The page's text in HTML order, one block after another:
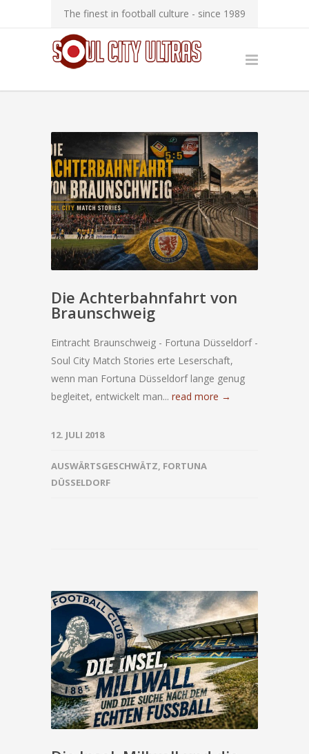
The finest in football culture - since 1989
Die Achterbahnfahrt von
Braunschweig
Eintracht Braunschweig - Fortuna Düsseldorf -
Soul City Match Stories erte Leserschaft,
wenn man Fortuna Düsseldorf lange genug
begleitet, entwickelt man... read more →
12. JULI 2018
AUSWÄRTSGESCHWÄTZ, FORTUNA
DÜSSELDORF